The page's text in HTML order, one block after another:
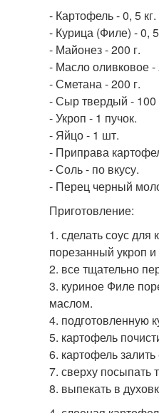
- Картофель - 0, 5 кг.
- Курица (Филе) - 0, 5
- Майонез - 200 г.
- Масло оливковое -
- Сметана - 200 г.
- Сыр твердый - 100
- Укроп - 1 пучок.
- Яйцо - 1 шт.
- Приправа
- Соль - по вкусу.
- Перец черный
Приготовление:
1. сделать соус
порезанный укроп и
2. все тщательно
3. куриное Филе
маслом.
4. подготовленную
5. картофель
6. картофель
7. сверху посыпать
8. выпекать в